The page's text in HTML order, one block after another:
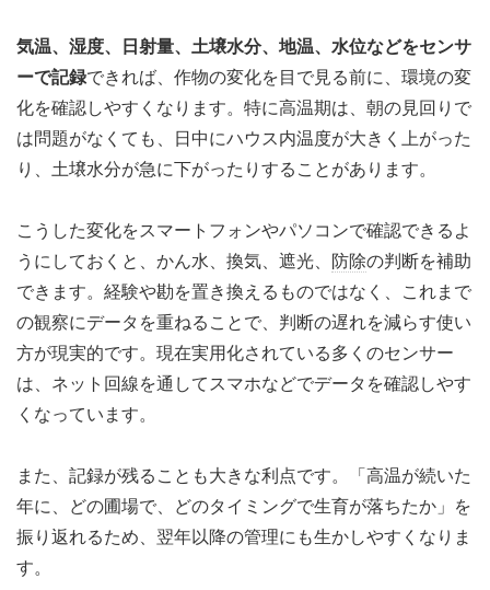
気温、湿度、日射量、土壌水分、地温、水位などをセンサ
ーで記録できれば、作物の変化を目で見る前に、環境の変
化を確認しやすくなります。特に高温期は、朝の見回りで
は問題がなくても、日中にハウス内温度が大きく上がった
り、土壌水分が急に下がったりすることがあります。
こうした変化をスマートフォンやパソコンで確認できるよ
うにしておくと、かん水、換気、遮光、 防除の判断を補助
できます。経験や勘を置き換えるものではなく、これまで
の観察にデータを重ねることで、判断の遅れを減らす使い
方が現実的です。現在実用化されている多くのセンサー
は、ネット回線を通してスマホなどでデータを確認しやす
くなっています。
また、記録が残ることも大きな利点です。「高温が続いた
年に、どの圃場で、どのタイミングで生育が落ちたか」を
振り返れるため、翌年以降の管理にも生かしやすくなりま
す。